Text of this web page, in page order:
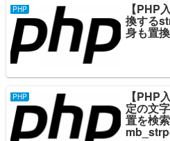
PHP 【PHP
換する
身も置
PHP 【PHP
定の文
置を検